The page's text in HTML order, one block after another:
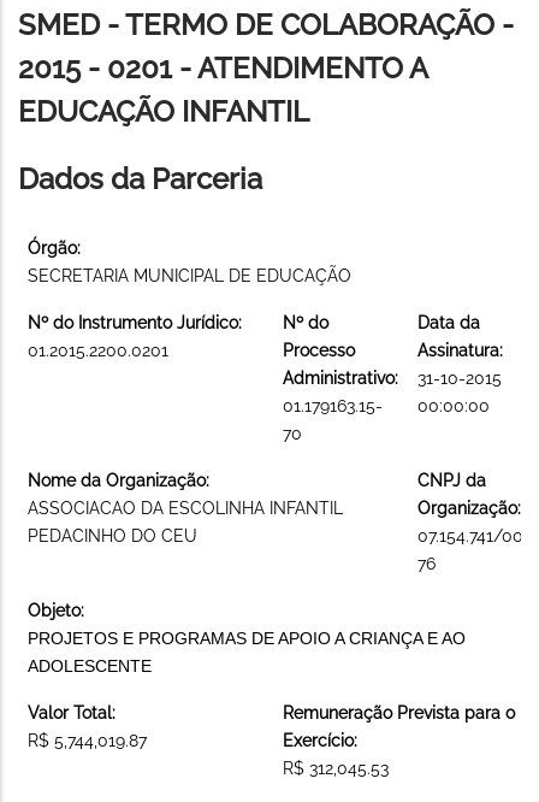
navegação
SMED - TERMO DE COLABORAÇÃO -
2015 - 0201 - ATENDIMENTO A
EDUCAÇÃO INFANTIL
Dados da Parceria
Órgão:
SECRETARIA MUNICIPAL DE EDUCAÇÃO
Nº do Instrumento Jurídico:
01.2015.2200.0201
Nº do
Processo
Administrativo:
01.179163.15-
70
Data da
Assinatura:
31-10-2015
00:00:00
Nome da Organização:
ASSOCIACAO DA ESCOLINHA INFANTIL
PEDACINHO DO CEU
CNPJ da
Organização:
07.154.741/
76
Objeto:
PROJETOS E PROGRAMAS DE APOIO A CRIANÇA E AO
ADOLESCENTE
Valor Total:
R$ 5,744,019.87
Remuneração Prevista para o
Exercício:
R$ 312,045.53